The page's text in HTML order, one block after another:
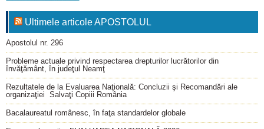
Ultimele articole APOSTOLUL
Apostolul nr. 296
Probleme actuale privind respectarea drepturilor lucrătorilor din
învăţământ, în judeţul Neamţ
Rezultatele de la Evaluarea Naţională: Concluzii şi Recomandări ale
organizaţiei Salvaţi Copiii România
Bacalaureatul românesc, în faţa standardelor globale